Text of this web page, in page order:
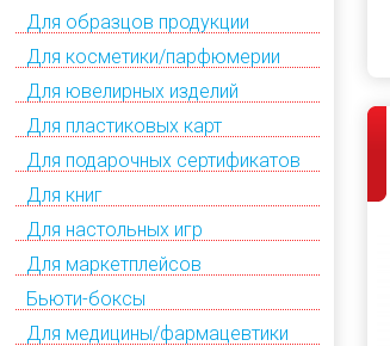
Для образцов продукции
Для косметики/парфюмерии
Для ювелирных изделий
Для пластиковых карт
Для подарочных сертификатов
Для книг
Для настольных игр
Для маркетплейсов
Бьюти-боксы
Для медицины/фармацевтики